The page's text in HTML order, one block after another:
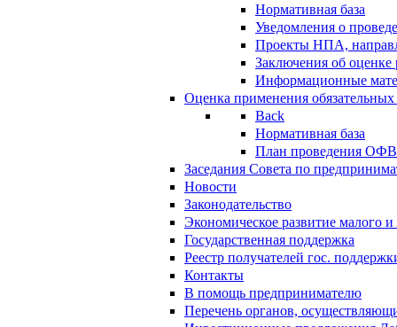
Нормативная база
Уведомления о
Проекты НПА,
Заключения об
Информационные
Оценка применения
Back
Нормативная база
План проведения
Заседания Совета по
Новости
Законодательство
Экономическое развитие малого и
Государственная поддержка
Реестр получателей гос.
Контакты
В помощь предпринимателю
Перечень органов,